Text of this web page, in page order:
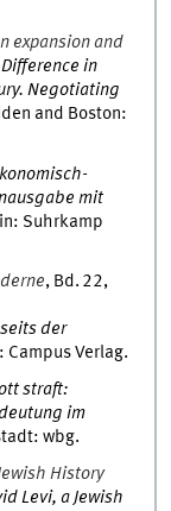
expansion and
Difference in
Negotiating
and Boston:
mit
: Suhrkamp
, Bd. 22,
der
: Campus Verlag.
straft:
im
:wbg.
History
Levi, a Jewish